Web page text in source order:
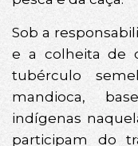
Sob a
e a colheita de
tubérculo
mandioca,
indígenas
participam do